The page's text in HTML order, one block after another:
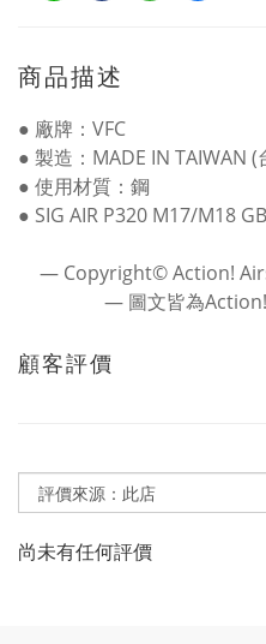
商品描述
● 廠牌：VFC
● 製造：MADE IN TAIWAN (
● 使用材質：鋼
● SIG AIR P320 M17/M18
― Copyright© Action!
― 圖文皆為
顧客評價
尚未有任何評價